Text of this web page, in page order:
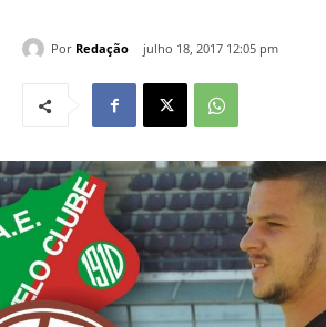
Por Redação julho 18, 2017 12:05 pm